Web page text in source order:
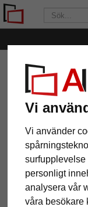
Vi
Vi använder
surfupplevelse
personligt
analysera vår
våra besökare
AllaRamar.se
Style med